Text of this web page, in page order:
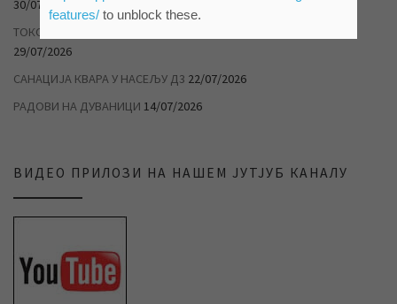
30/07/2026
ТОКОМ ТОПЛОТНОГ ТАЛАСА РАЦИОНАЛНО ТРОШИТЕ ВОДУ
29/07/2026
САНАЦИЈА КВАРА У НАСЕЉУ Д3 22/07/2026
РАДОВИ НА ДУВАНИЦИ 14/07/2026
ВИДЕО ПРИЛОЗИ НА НАШЕМ ЈУТЈУБ КАНАЛУ
features/to unblock these.